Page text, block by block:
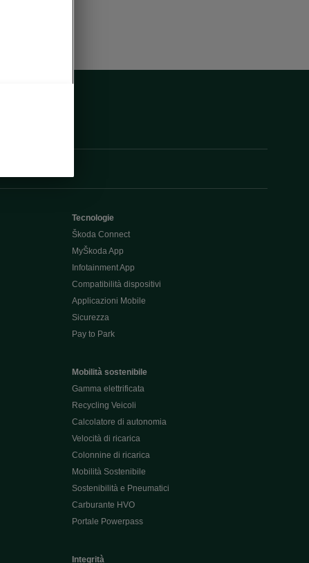
Tecnologie
Škoda Connect
MyŠkoda App
Infotainment App
Compatibilità dispositivi
Applicazioni Mobile
Sicurezza
Pay to Park
Mobilità sostenibile
Gamma elettrificata
Recycling Veicoli
Calcolatore di autonomia
Velocità di ricarica
Colonnine di ricarica
Mobilità Sostenibile
Sostenibilità e Pneumatici
Carburante HVO
Portale Powerpass
Integrità